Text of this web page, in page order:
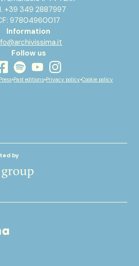
+39 349 2887997
97804960017
Information
Follow us
spotifyyoutubeinstagram
Press•Past editions•Privacy policy•Cookie policy
by